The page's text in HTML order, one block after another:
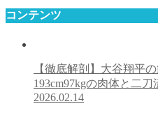
コンテンツ
【徹底解剖】大谷翔平
193cm97kgの肉体と二
2026.02.14